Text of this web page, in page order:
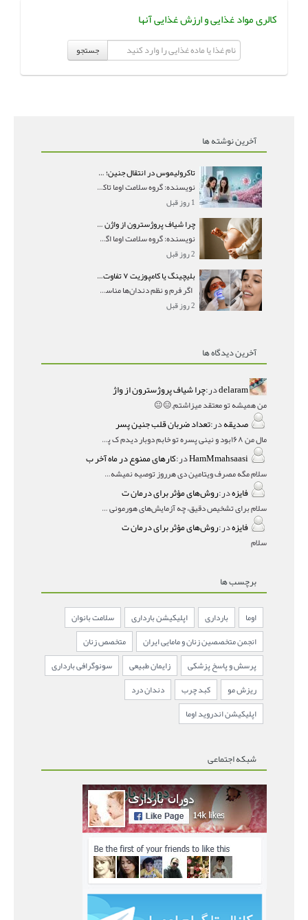
کالری مواد غذایی و ارزش غذایی آنها
جستجو
آخرین نوشته ها
تاکرولیموس در انتقال جنین؛ آیا شانس لانه‌گزینی را افزایش می‌دهد؟
نویسنده: گروه سلامت اوما تاکرولیموس در انتقال جنین
1 روز قبل
چرا شیاف پروژسترون از واژن بیرون می‌ریزد؟ میزان جذب و زمان صحیح مصرف
نویسنده: گروه سلامت اوما اگر بعد از گذاشتن شیاف پر
2 روز قبل
بلیچینگ یا کامپوزیت ۷ تفاوت مهم برای انتخاب درست
اگر فرم و نظم دندان‌ها مناسب است و مشکل
2 روز قبل
آخرین دیدگاه ها
delaramدر:چرا شیاف پروژسترون از واژ
من همیشه تو معتقد میزاشتم,,😑😐
صدیقهدر:تعداد ضربان قلب جنین پسر
مال من ۱۶۸بود و نینی پسره تو خابم دوبار دیدم ک پسره
HamMmahsaasiدر:کارهای ممنوع در ماه آخر ب
سلام مگه مصرف ویتامین دی هرروز توصیه نمیشه؟درمقاله میگه
فایزهدر:روش‌های مؤثر برای درمان ت
سلام برای تشخیص دقیق، چه آزمایش‌های هورمونی و چه سونوگر
فایزهدر:روش‌های مؤثر برای درمان ت
سلام
برچسب ها
اوما بارداری اپلیکیشن بارداری
سلامت بانوان
انجمن متخصصین زنان و مامایی ایران
متخصص زنان
پرسش و پاسخ پزشکی
زایمان طبیعی
سونوگرافی بارداری
ریزش مو
کبد چرب
دندان درد
اپلیکیشن اندروید اوما
شبکه اجتماعی